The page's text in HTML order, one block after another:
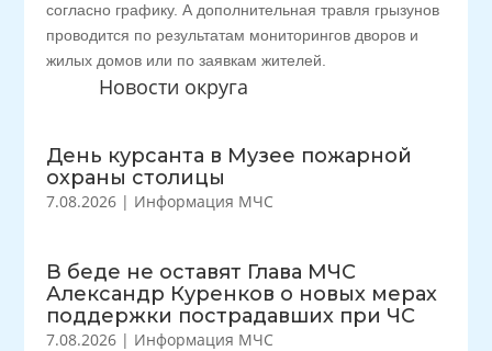
Новости округа
День курсанта в Музее пожарной
охраны столицы
7.08.2026 | Информация МЧС
В беде не оставят Глава МЧС
Александр Куренков о новых мерах
поддержки пострадавших при ЧС
7.08.2026 | Информация МЧС
согласно графику. А дополнительная травля грызунов
проводится по результатам мониторингов дворов и
жилых домов или по заявкам жителей.